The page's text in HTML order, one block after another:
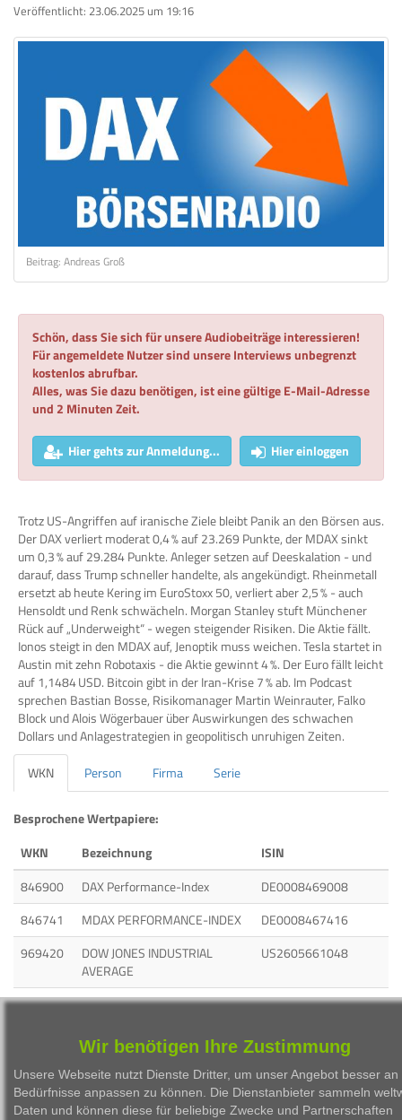
Veröffentlicht: 23.06.2025 um 19:16
Beitrag: Andreas Groß
Schön, dass Sie sich für unsere Audiobeiträge interessieren!
Für angemeldete Nutzer sind unsere Interviews unbegrenzt
kostenlos abrufbar.
Alles, was Sie dazu benötigen, ist eine gültige E-Mail-Adresse
und 2 Minuten Zeit.
Hier gehts zur Anmeldung... Hier einloggen
Trotz US-Angriffen auf iranische Ziele bleibt Panik an den Börsen aus.
Der DAX verliert moderat 0,4 % auf 23.269 Punkte, der MDAX sinkt
um 0,3 % auf 29.284 Punkte. Anleger setzen auf Deeskalation - und
darauf, dass Trump schneller handelte, als angekündigt. Rheinmetall
ersetzt ab heute Kering im EuroStoxx 50, verliert aber 2,5 % - auch
Hensoldt und Renk schwächeln. Morgan Stanley stuft Münchener
Rück auf „Underweight“ - wegen steigender Risiken. Die Aktie fällt.
Ionos steigt in den MDAX auf, Jenoptik muss weichen. Tesla startet in
Austin mit zehn Robotaxis - die Aktie gewinnt 4 %. Der Euro fällt leicht
auf 1,1484 USD. Bitcoin gibt in der Iran-Krise 7 % ab. Im Podcast
sprechen Bastian Bosse, Risikomanager Martin Weinrauter, Falko
Block und Alois Wögerbauer über Auswirkungen des schwachen
Dollars und Anlagestrategien in geopolitisch unruhigen Zeiten.
WKN
Person Firma Serie
Besprochene Wertpapiere:
WKN
Bezeichnung
ISIN
846900
DAX Performance-Index
DE0008469008
846741
MDAX PERFORMANCE-INDEX
DE0008467416
969420
DOW JONES INDUSTRIAL
AVERAGE
US2605661048
A0AE1X NASDAQ 100 Index
US6311011026
EUR/USD
EU0009652759
703000
RHEINMETALL AG
DE0007030009
A3E00M
IONOS GROUP SE DE000A3E00M1
Wir benötigen Ihre Zustimmung
Unsere Webseite nutzt Dienste Dritter, um unser Angebot besser an
Bedürfnisse anpassen zu können. Die Dienstanbieter sammeln
Daten und können diese für beliebige Zwecke und Partnerschaften